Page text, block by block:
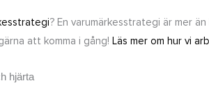
? En varumärkesstrategi är mer
att komma i gång! Läs mer om hur vi
hjärta